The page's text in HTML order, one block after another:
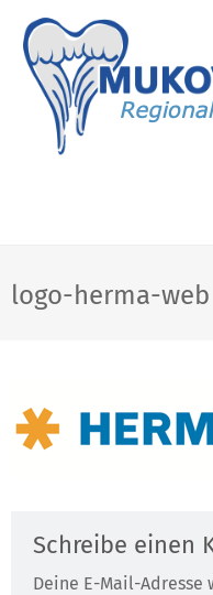
logo-herma-web
Schreibe einen
Deine E-Mail-